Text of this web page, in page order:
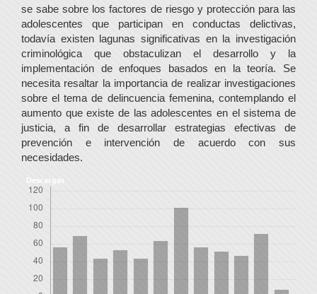
se sabe sobre los factores de riesgo y protección para las
adolescentes que participan en conductas delictivas,
todavía existen lagunas significativas en la investigación
criminológica que obstaculizan el desarrollo y la
implementación de enfoques basados en la teoría. Se
necesita resaltar la importancia de realizar investigaciones
sobre el tema de delincuencia femenina, contemplando el
aumento que existe de las adolescentes en el sistema de
justicia, a fin de desarrollar estrategias efectivas de
prevención e intervención de acuerdo con sus
necesidades.
Descargas